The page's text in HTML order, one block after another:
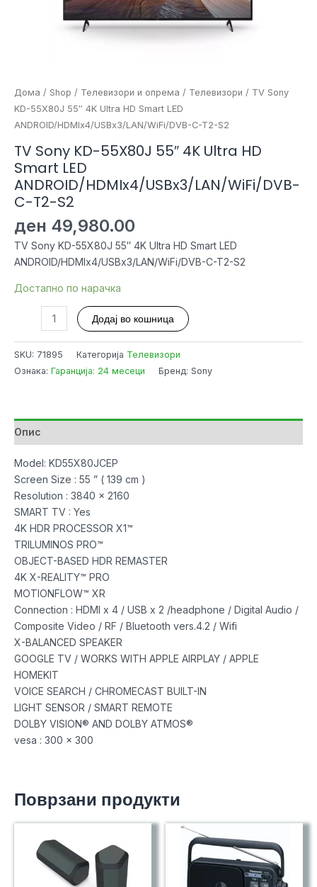
Дома / Shop / Телевизори и опрема / Телевизори / TV Sony
KD-55X80J 55″ 4K Ultra HD Smart LED
ANDROID/HDMIx4/USBx3/LAN/WiFi/DVB-C-T2-S2
TV Sony KD-55X80J 55″ 4K Ultra HD
Smart LED
ANDROID/HDMIx4/USBx3/LAN/WiFi/DVB-
C-T2-S2
ден 49,980.00
TV Sony KD-55X80J 55″ 4K Ultra HD Smart LED
ANDROID/HDMIx4/USBx3/LAN/WiFi/DVB-C-T2-S2
Достапно по нарачка
KD-
HD
Smart
LED
ANDROID/HDMIx4/USBx3/LAN/WiFi/DVB-
C-
T2-
S2
количина
Додај во кошница
SKU: 71895 Категорија Телевизори
Ознака: Гаранција: 24 месеци Бренд: Sony
Опис
Model: KD55X80JCEP
Screen Size : 55 ” ( 139 cm )
Resolution : 3840 x 2160
SMART TV : Yes
4K HDR PROCESSOR X1™
TRILUMINOS PRO™
OBJECT-BASED HDR REMASTER
4K X-REALITY™ PRO
MOTIONFLOW™ XR
Connection : HDMI x 4 / USB x 2 /headphone / Digital Audio /
Composite Video / RF / Bluetooth vers.4.2 / Wifi
X-BALANCED SPEAKER
GOOGLE TV / WORKS WITH APPLE AIRPLAY / APPLE
HOMEKIT
VOICE SEARCH / CHROMECAST BUILT-IN
LIGHT SENSOR / SMART REMOTE
DOLBY VISION® AND DOLBY ATMOS®
vesa : 300 x 300
Поврзани продукти